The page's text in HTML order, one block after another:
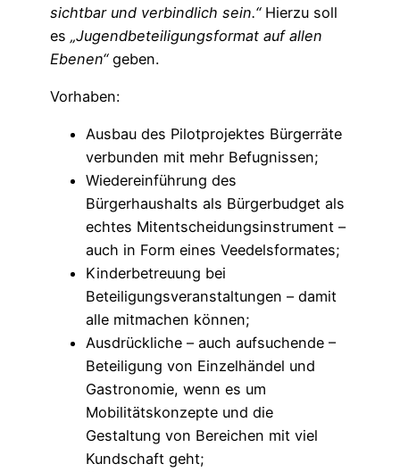
sichtbar und verbindlich sein.“Hierzu soll
es „Jugendbeteiligungsformat auf allen
Ebenen“ geben.
Vorhaben:
Ausbau des Pilotprojektes Bürgerräte
verbunden mit mehr Befugnissen;
Wiedereinführung des
Bürgerhaushalts als Bürgerbudget als
echtes Mitentscheidungsinstrument –
auch in Form eines Veedelsformates;
Kinderbetreuung bei
Beteiligungsveranstaltungen – damit
alle mitmachen können;
Ausdrückliche – auch aufsuchende –
Beteiligung von Einzelhändel und
Gastronomie, wenn es um
Mobilitätskonzepte und die
Gestaltung von Bereichen mit viel
Kundschaft geht;